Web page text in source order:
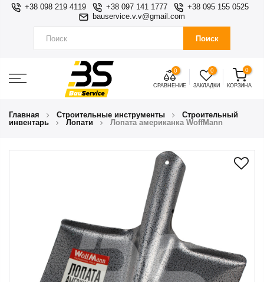
+38 098 219 4119 +38 097 141 1777
+38 095 155 0525
bauservice.v.v@gmail.com
Поиск
0
СРАВНЕНИЕ
0
ЗАКЛАДКИ
0
КОРЗИНА
Главная Строительные инструменты
Строительный
инвентарь
Лопати Лопата американка WoffMann